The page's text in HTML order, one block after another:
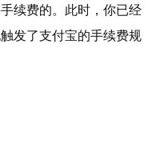
续费的。此时，你已经
发了支付宝的手续费规